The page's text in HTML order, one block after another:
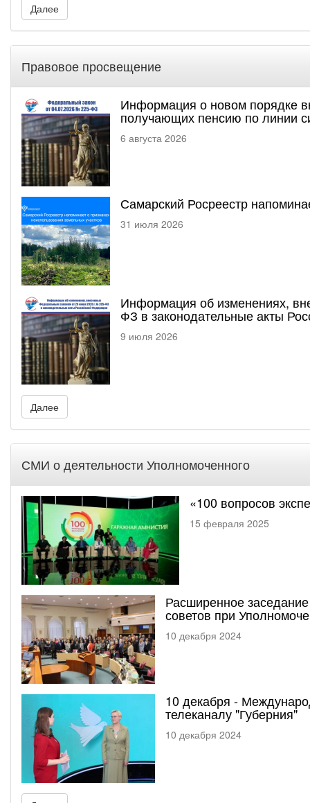
Далее
Правовое просвещение
Информация о новом порядке
получающих пенсию по линии
6 августа 2026
Самарский Росреестр
31 июля 2026
Информация об изменениях,
ФЗ в законодательные акты
9 июля 2026
Далее
СМИ о деятельности Уполномоченного
«100 вопросов
15 февраля 2025
Расширенное
советов при
10 декабря 2024
10 декабря -
телеканалу "Губерния"
10 декабря 2024